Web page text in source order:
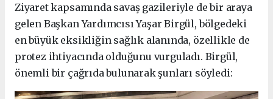
Ziyaret kapsamında savaş gazileriyle de bir araya
gelen Başkan Yardımcısı Yaşar Birgül, bölgedeki
en büyük eksikliğin sağlık alanında, özellikle de
protez ihtiyacında olduğunu vurguladı. Birgül,
önemli bir çağrıda bulunarak şunları söyledi: